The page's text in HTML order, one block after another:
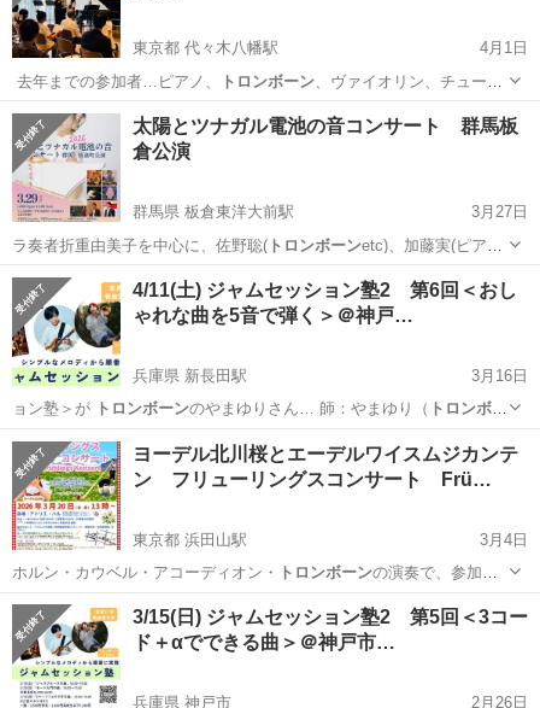
東京都 代々木八幡駅
4月1日
️ 去年までの参加者…ピアノ、
トロンボーン、ヴァイオリン、チュー
バ、ホルン、…
東京 渋谷区 代々木八幡駅 コンサート/ショー 出演者
太陽とツナガル電池の音コンサート 群馬板
倉公演
群馬県 板倉東洋大前駅
3月27日
ラ奏者折重由美子を中心に、佐野聡(トロンボーンetc)、加藤実(ピア
ノ)、小畑和…
群馬 板倉東洋大前駅 コンサート/ショー 板倉
4/11(土) ジャムセッション塾2 第6回＜おし
ゃれな曲を5音で弾く＞＠神戸…
兵庫県 新長田駅
3月16日
ョン塾＞が
トロンボーンのやまゆりさん… 師：やまゆり（ トロンボー
ン）苔山航佑（ギ…
兵庫 神戸市 新長田駅 ワークショップ
ジャムセッション
ヨーデル北川桜とエーデルワイスムジカンテ
ン フリューリングスコンサート Frü…
東京都 浜田山駅
3月4日
ホルン・カウベル・アコーディオン・
トロンボーンの演奏で、参加型
のステージが持ち味…
東京 杉並区 浜田山駅 コンサート/ショー ヨーデル
3/15(日) ジャムセッション塾2 第5回＜3コー
ド＋αでできる曲＞＠神戸市…
兵庫県 神戸市 2月26日